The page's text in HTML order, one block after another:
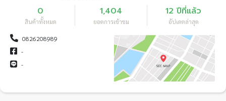
0
สินค้าทั้งหมด
1,404
ยอดการเข้าชม
12 ปีที่แล้ว
อัปเดตล่าสุด
0826208989
-
-